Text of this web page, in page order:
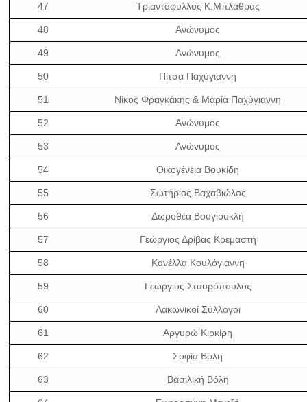
47 Τριαντάφυλλος K.Μπλάθρας
48 Ανώνυμος
49 Ανώνυμος
50 Πίτσα Παχύγιαννη
51 Νίκος Φραγκάκης & Μαρία Παχύγιαννη
52 Ανώνυμος
53 Ανώνυμος
54 Οικογένεια Βουκίδη
55 Σωτήριος Βαχαβιώλος
56 Δωροθέα Βουγιουκλή
57 Γεώργιος Δρίβας Κρεμαστή
58 Κανέλλα Κουλόγιαννη
59 Γεώργιος Σταυρόπουλος
60 Λακωνικοί Σύλλογοι
61 Αργυρώ Κιρκίρη
62 Σοφία Βόλη
63 Βασιλική Βόλη